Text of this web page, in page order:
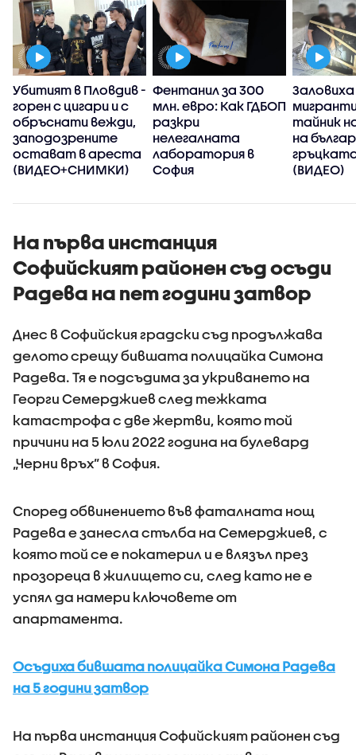
Убитият в Пловдив -
горен с цигари и с
обръснати вежди,
заподозрените
остават в ареста
(ВИДЕО+СНИМКИ)
Фентанил за 300
млн. евро: Как ГДБОП
разкри
нелегалната
лаборатория в
София
Заловиха
тайник
на
(ВИДЕО)
На първа инстанция
Софийският районен съд осъди
Радева на пет години затвор
Днес в Софийския градски съд продължава
делото срещу бившата полицайка Симона
Радева. Тя е подсъдима за укриването на
Георги Семерджиев след тежката
катастрофа с две жертви, която той
причини на 5 юли 2022 година на булевард
„Черни връх” в София.
Според обвинението във фаталната нощ
Радева е занесла стълба на Семерджиев, с
която той се е покатерил и е влязъл през
прозореца в жилището си, след като не е
успял да намери ключовете от
апартамента.
Осъдиха бившата полицайка Симона Радева
на 5 години затвор
На първа инстанция Софийският районен съд